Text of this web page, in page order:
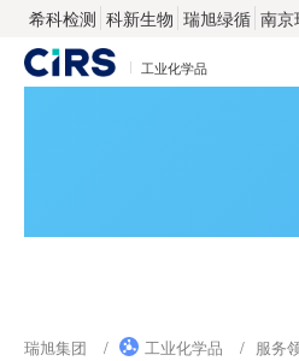
希科检测 科新生物 瑞旭绿循 南京
工业化学品
瑞旭集团 工业化学品 服务